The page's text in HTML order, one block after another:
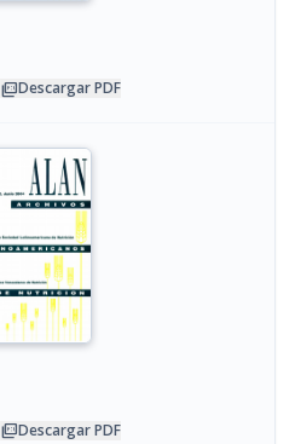
picture_as_pdfDescargar PDF
picture_as_pdfDescargar PDF